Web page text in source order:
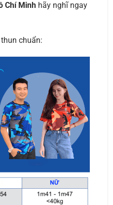
Chí Minhhãy nghĩ ngay
chuẩn: